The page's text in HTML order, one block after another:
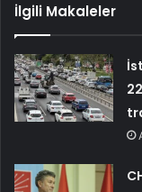
İlgili Makaleler